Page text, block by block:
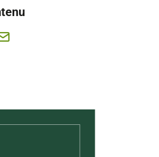
(nouvelle fenêtre)
X / Twitter (nouvelle fenêtre)
sur WhatsApp
Partager par mail